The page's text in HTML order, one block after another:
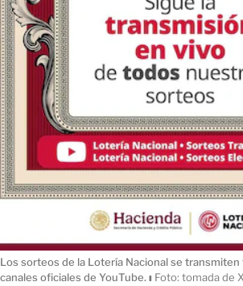
Los sorteos de la Lotería Nacional se
canales oficiales de YouTube. ı Foto: tomada de